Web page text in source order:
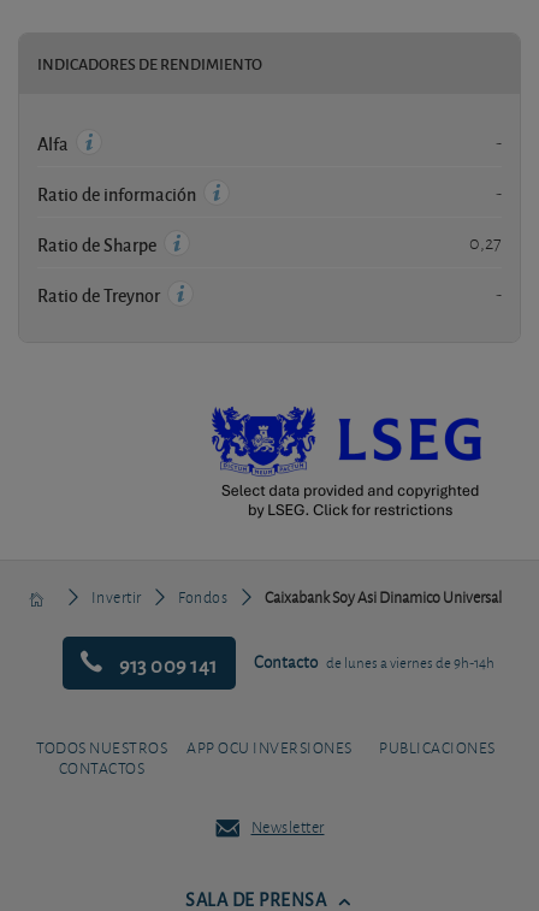
INDICADORES DE RENDIMIENTO
Alfa -
Ratio de información -
Ratio de Sharpe 0,27
Ratio de Treynor -
Invertir Fondos Caixabank Soy Asi Dinamico Universal
913 009 141 Contacto de lunes a viernes de 9h-14h
TODOS NUESTROS
CONTACTOS
APP OCU INVERSIONES PUBLICACIONES
Newsletter
SALA DE PRENSA